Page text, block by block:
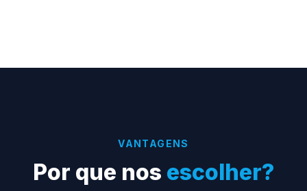
VANTAGENS
Por que nos escolher?